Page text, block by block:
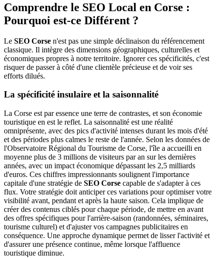
Comprendre le SEO Local en Corse :
Pourquoi est-ce Différent ?
Le SEO Corse n'est pas une simple déclinaison du référencement
classique. Il intègre des dimensions géographiques, culturelles et
économiques propres à notre territoire. Ignorer ces spécificités, c'est
risquer de passer à côté d'une clientèle précieuse et de voir ses
efforts dilués.
La spécificité insulaire et la saisonnalité
La Corse est par essence une terre de contrastes, et son économie
touristique en est le reflet. La saisonnalité est une réalité
omniprésente, avec des pics d'activité intenses durant les mois d'été
et des périodes plus calmes le reste de l'année. Selon les données de
l'Observatoire Régional du Tourisme de Corse, l'île a accueilli en
moyenne plus de 3 millions de visiteurs par an sur les dernières
années, avec un impact économique dépassant les 2,5 milliards
d'euros. Ces chiffres impressionnants soulignent l'importance
capitale d'une stratégie de SEO Corse capable de s'adapter à ces
flux. Votre stratégie doit anticiper ces variations pour optimiser votre
visibilité avant, pendant et après la haute saison. Cela implique de
créer des contenus ciblés pour chaque période, de mettre en avant
des offres spécifiques pour l'arrière-saison (randonnées, séminaires,
tourisme culturel) et d'ajuster vos campagnes publicitaires en
conséquence. Une approche dynamique permet de lisser l'activité et
d'assurer une présence continue, même lorsque l'affluence
touristique diminue.